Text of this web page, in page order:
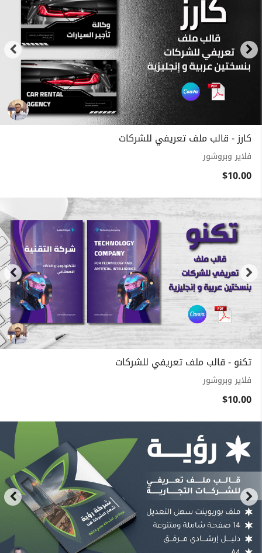
كارز - قالب ملف تعريفي للشركات
فلاير وبروشور
$10.00
تكنو - قالب ملف تعريفي للشركات
فلاير وبروشور
$10.00